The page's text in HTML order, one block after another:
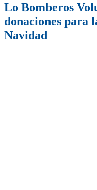
Lo Bomberos
donaciones para
Navidad